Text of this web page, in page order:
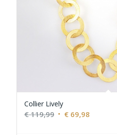
Collier Lively
€119,99 Ursprünglicher
€69,98Aktueller